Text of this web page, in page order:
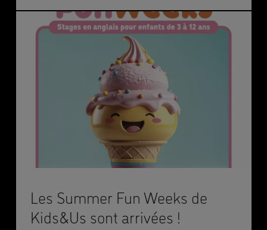
Les Summer Fun Weeks de
Kids&Us sont arrivées !